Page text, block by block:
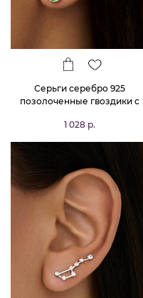
Серьги серебро 925
позолоченные гвоздики с
1 028 р.